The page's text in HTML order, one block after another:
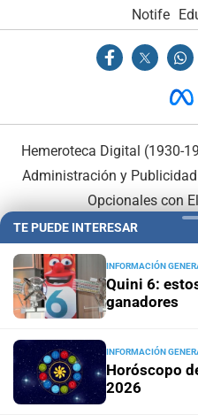
Notife
Hemeroteca Digital (1930-
Administración y Publicidad
Opcionales con
En
TE PUEDE INTERESAR
INFORMACIÓN
Quini 6:
ganadores
INFORMACIÓN
Horóscopo
2026